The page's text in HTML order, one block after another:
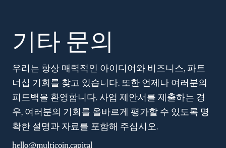
기타 문의
우리는 항상 매력적인 아이디어와 비즈니스, 파트
너십 기회를 찾고 있습니다. 또한 언제나 여러분의
피드백을 환영합니다. 사업 제안서를 제출하는 경
우, 여러분의 기회를 올바르게 평가할 수 있도록 명
확한 설명과 자료를 포함해 주십시오.
hello@multicoin.capital